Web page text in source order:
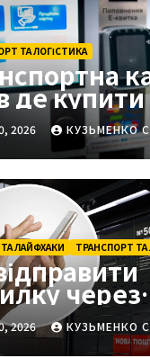
ТА ЛОГІСТИКА
де
2026 КУЗЬМЕНКО
ЛАЙФХАКИ ТРАНСПОРТ ТА
через
2026 КУЗЬМЕНКО